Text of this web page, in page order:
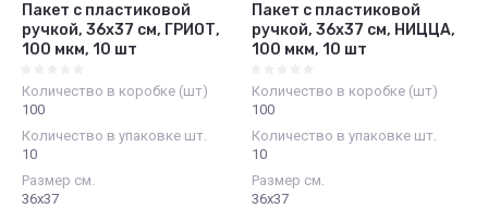
Пакет с пластиковой
ручкой, 36х37 см, ГРИОТ,
100 мкм, 10 шт
Количество в коробке (шт)
100
Количество в упаковке шт.
10
Размер см.
36х37
Пакет с пластиковой
ручкой, 36х37 см, НИЦЦА,
100 мкм, 10 шт
Количество в коробке (шт)
100
Количество в упаковке шт.
10
Размер см.
36х37